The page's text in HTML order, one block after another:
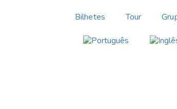
Bilhetes Tour